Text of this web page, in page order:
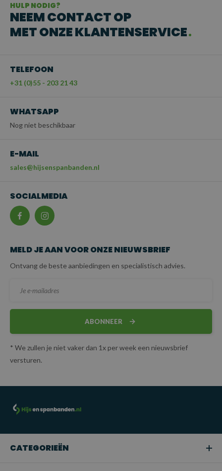
HULP NODIG?
NEEM CONTACT OP
MET ONZE KLANTENSERVICE
TELEFOON
+31 (0)55 - 203 21 43
WHATSAPP
Nog niet beschikbaar
E-MAIL
sales@hijsenspanbanden.nl
SOCIALMEDIA
MELD JE AAN VOOR ONZE NIEUWSBRIEF
Ontvang de beste aanbiedingen en specialistisch advies.
ABONNEER
* We zullen je niet vaker dan 1x per week een nieuwsbrief
versturen.
CATEGORIEËN